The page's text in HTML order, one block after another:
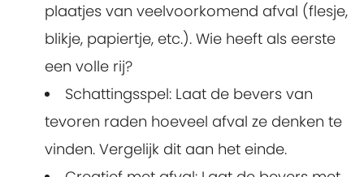
plaatjes van veelvoorkomend afval (flesje,
blikje, papiertje, etc.). Wie heeft als eerste
een volle rij?
Schattingsspel: Laat de bevers van
tevoren raden hoeveel afval ze denken te
vinden. Vergelijk dit aan het einde.